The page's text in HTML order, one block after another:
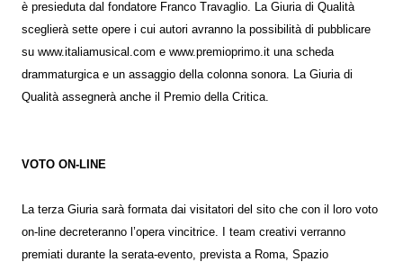
è presieduta dal fondatore Franco Travaglio. La Giuria di Qualità
sceglierà sette opere i cui autori avranno la possibilità di pubblicare
su www.italiamusical.com e www.premioprimo.it una scheda
drammaturgica e un assaggio della colonna sonora. La Giuria di
Qualità assegnerà anche il Premio della Critica.
VOTO ON-LINE
La terza Giuria sarà formata dai visitatori del sito che con il loro voto
on-line decreteranno l’opera vincitrice. I team creativi verranno
premiati durante la serata-evento, prevista a Roma, Spazio